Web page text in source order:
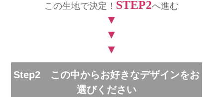
この生地で決定！ STEP2へ進む
▼
▼
▼
Step2 この中からお好きなデザインをお
選びください